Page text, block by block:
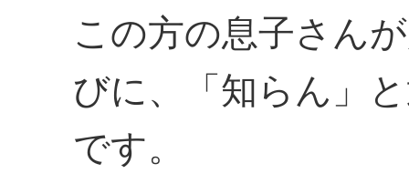
この方の息子さん
びに、「知らん」
です。